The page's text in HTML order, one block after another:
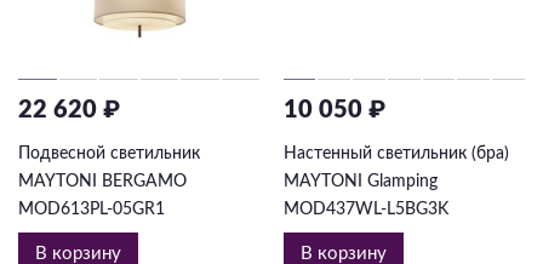
22 620 ₽
Подвесной светильник
MAYTONI BERGAMO
MOD613PL-05GR1
В корзину
10 050 ₽
Настенный светильник (бра)
MAYTONI Glamping
MOD437WL-L5BG3K
В корзину